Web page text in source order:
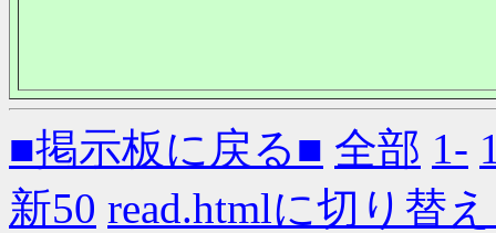
■掲示板に戻る■ 全部 1-
新50 read.htmlに切り替